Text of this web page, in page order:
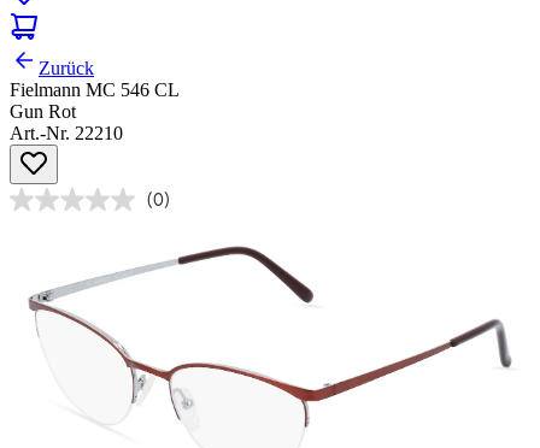
Zurück
Fielmann MC 546 CL
Gun Rot
Art.-Nr. 22210
(0)